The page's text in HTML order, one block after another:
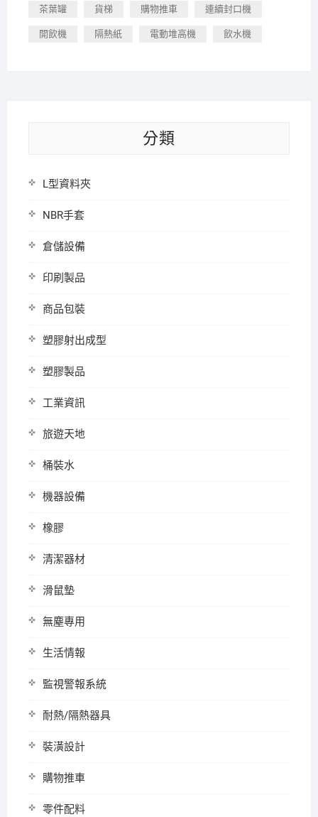
茶葉罐 貨梯 購物推車 連續封口機
開飲機 隔熱紙 電動堆高機 飲水機
分類
L型資料夾
NBR手套
倉儲設備
印刷製品
商品包裝
塑膠射出成型
塑膠製品
工業資訊
旅遊天地
桶裝水
機器設備
橡膠
清潔器材
滑鼠墊
無塵專用
生活情報
監視警報系統
耐熱/隔熱器具
裝潢設計
購物推車
零件配料